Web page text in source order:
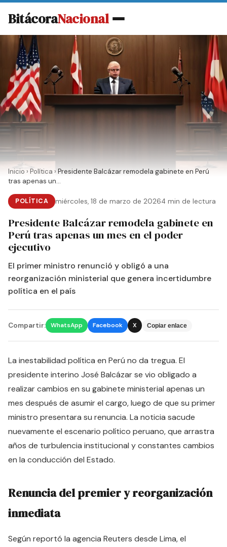
BitácoraNacional
Inicio › Política › Presidente Balcázar remodela gabinete en Perú
tras apenas un...
POLÍTICA miércoles, 18 de marzo de 20264 min de lectura
Presidente Balcázar remodela gabinete en
Perú tras apenas un mes en el poder
ejecutivo
El primer ministro renunció y obligó a una
reorganización ministerial que genera incertidumbre
política en el país
Compartir: WhatsApp Facebook X Copiar enlace
La inestabilidad política en Perú no da tregua. El
presidente interino José Balcázar se vio obligado a
realizar cambios en su gabinete ministerial apenas un
mes después de asumir el cargo, luego de que su primer
ministro presentara su renuncia. La noticia sacude
nuevamente el escenario político peruano, que arrastra
años de turbulencia institucional y constantes cambios
en la conducción del Estado.
Renuncia del premier y reorganización
inmediata
Según reportó la agencia Reuters desde Lima, el